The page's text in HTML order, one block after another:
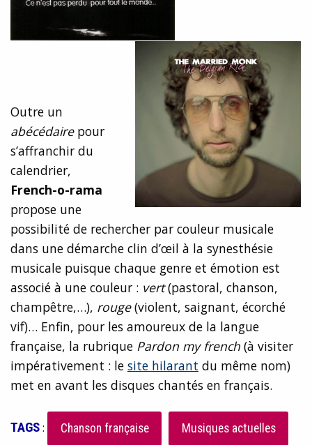
Outre un
abécédairepour
s’affranchir du
calendrier,
French-o-rama
propose une
possibilité de rechercher par couleur musicale
dans une démarche clin d’œil à la synesthésie
musicale puisque chaque genre et émotion est
associé à une couleur : vert(pastoral, chanson,
champêtre,…), rouge(violent, saignant, écorché
vif)… Enfin, pour les amoureux de la langue
française, la rubrique Pardon my french (à visiter
impérativement : le site hilarant du même nom)
met en avant les disques chantés en français.
TAGS: Chanson française Musiques actuelles